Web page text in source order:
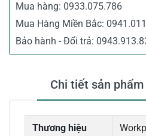
Mua hàng: 0933.075.786
Mua Hàng Miền Bắc:
Bảo hành - Đổi trả:
Chi tiết sản phẩm
Thương hiệu